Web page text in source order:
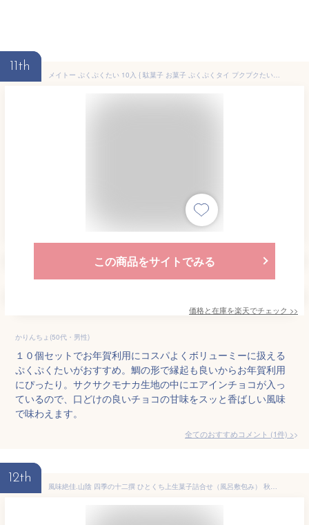
11th
メイトー ぷくぷくたい 10入 { 駄菓子 お菓子 ぷくぷくタイ プクプクたい チョコ味 いちご味 エアイン エアインチョコ モナカ チョコモナカ }{ チョコレート チョコ 大量 おかし おやつ 子供会 景品 問屋 }[25J15]
この商品をサイトでみる
価格と在庫を楽天でチェック >>
かりんちょ(50代・男性)
１０個セットでお年賀利用にコスパよくボリューミーに扱える
ぷくぷくたいがおすすめ。鯛の形で縁起も良いからお年賀利用
にぴったり。サクサクモナカ生地の中にエアインチョコが入っ
ているので、口どけの良いチョコの甘味をスッと香ばしい風味
で味わえます。
全てのおすすめコメント (1件) >
12th
風味絶佳.山陰 四季の十二撰 ひとくち上生菓子詰合せ（風呂敷包み） 秋季限定 和菓子 ギフト プレゼント 人気 商品 高級